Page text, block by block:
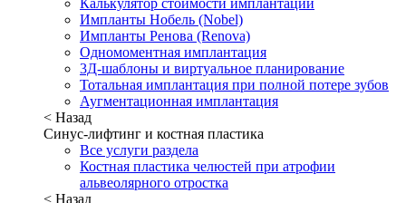
Калькулятор стоимости имплантации
Импланты Нобель (Nobel)
Импланты Ренова (Renova)
Одномоментная имплантация
3Д-шаблоны и виртуальное планирование
Тотальная имплантация при полной потере зубов
Аугментационная имплантация
< Назад
Синус-лифтинг и костная пластика
Все услуги раздела
Костная пластика челюстей при атрофии
альвеолярного отростка
< Назад